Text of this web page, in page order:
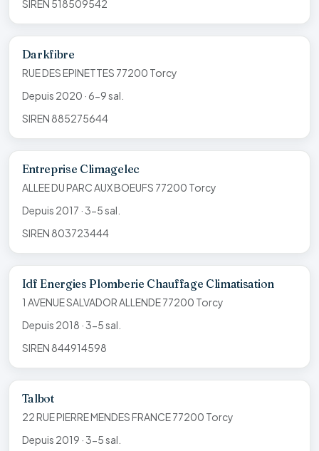
SIREN 518509542
Darkfibre
RUE DES EPINETTES 77200 Torcy
Depuis 2020 · 6-9 sal.
SIREN 885275644
Entreprise Climagelec
ALLEE DU PARC AUX BOEUFS 77200 Torcy
Depuis 2017 · 3-5 sal.
SIREN 803723444
Idf Energies Plomberie Chauffage Climatisation
1 AVENUE SALVADOR ALLENDE 77200 Torcy
Depuis 2018 · 3-5 sal.
SIREN 844914598
Talbot
22 RUE PIERRE MENDES FRANCE 77200 Torcy
Depuis 2019 · 3-5 sal.